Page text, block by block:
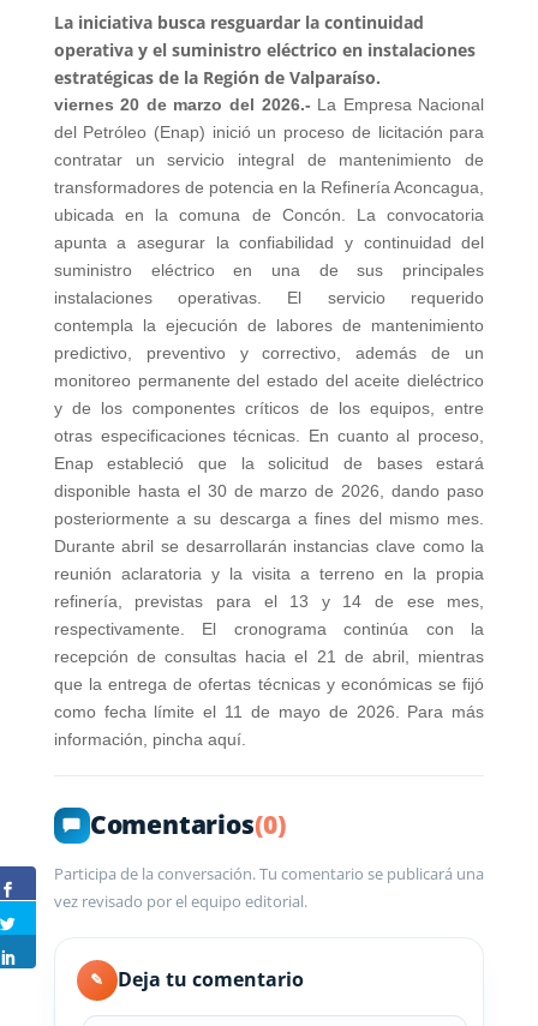
La iniciativa busca resguardar la continuidad
operativa y el suministro eléctrico en instalaciones
estratégicas de la Región de Valparaíso.
viernes 20 de marzo del 2026.- La Empresa Nacional
del Petróleo (Enap) inició un proceso de licitación para
contratar un servicio integral de mantenimiento de
transformadores de potencia en la Refinería Aconcagua,
ubicada en la comuna de Concón. La convocatoria
apunta a asegurar la confiabilidad y continuidad del
suministro eléctrico en una de sus principales
instalaciones operativas. El servicio requerido
contempla la ejecución de labores de mantenimiento
predictivo, preventivo y correctivo, además de un
monitoreo permanente del estado del aceite dieléctrico
y de los componentes críticos de los equipos, entre
otras especificaciones técnicas. En cuanto al proceso,
Enap estableció que la solicitud de bases estará
disponible hasta el 30 de marzo de 2026, dando paso
posteriormente a su descarga a fines del mismo mes.
Durante abril se desarrollarán instancias clave como la
reunión aclaratoria y la visita a terreno en la propia
refinería, previstas para el 13 y 14 de ese mes,
respectivamente. El cronograma continúa con la
recepción de consultas hacia el 21 de abril, mientras
que la entrega de ofertas técnicas y económicas se fijó
como fecha límite el 11 de mayo de 2026. Para más
información, pincha aquí.
Comentarios(0)
Participa de la conversación. Tu comentario se publicará una
vez revisado por el equipo editorial.
✎ Deja tu comentario